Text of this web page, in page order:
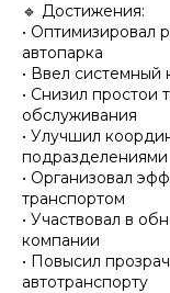
🔹 Достижения:
• Оптимизировал
автопарка
• Ввел системный
• Снизил простои
обслуживания
• Улучшил
подразделениями
• Организовал
транспортом
• Участвовал в
компании
• Повысил
автотранспорту